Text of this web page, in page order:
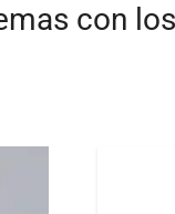
con